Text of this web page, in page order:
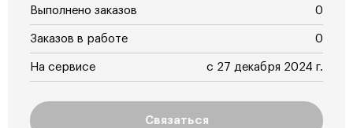
Выполнено заказов 0
Заказов в работе 0
На сервисе с 27 декабря 2024 г.
Связаться